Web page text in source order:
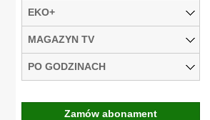
EKO+
MAGAZYN TV
PO GODZINACH
Zamów abonament